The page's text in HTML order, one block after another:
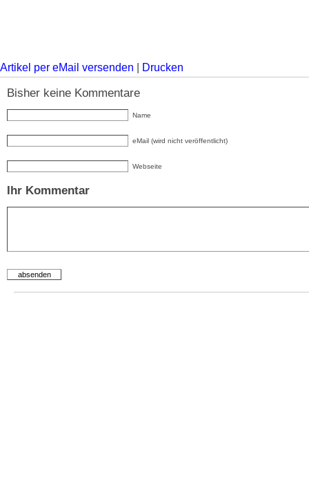
Artikel per eMail versenden Drucken
Bisher keine Kommentare
Name
eMail (wird nicht veröffentlicht)
Webseite
Ihr Kommentar